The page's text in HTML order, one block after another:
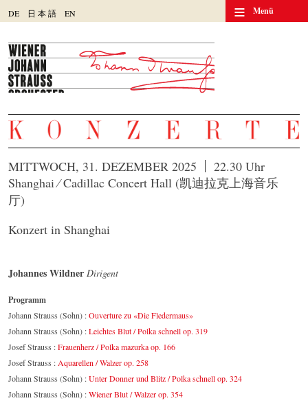
DE 日 本語 EN ≡ Menü
MITTWOCH, 31. DEZEMBER 2025
22.30 Uhr
Shanghai ⁄ Cadillac Concert Hall (凯迪拉克上海音乐
厅)
Konzert in Shanghai
Johannes Wildner Dirigent
Programm
Johann Strauss (Sohn) :Ouverture zu «Die Fledermaus»
Johann Strauss (Sohn) :Leichtes Blut / Polka schnell op. 319
Josef Strauss :Frauenherz / Polka mazurka op. 166
Josef Strauss : Aquarellen / Walzer op. 258
Johann Strauss (Sohn) :Unter Donner und Blitz / Polka schnell op. 324
Johann Strauss (Sohn) :Wiener Blut / Walzer op. 354